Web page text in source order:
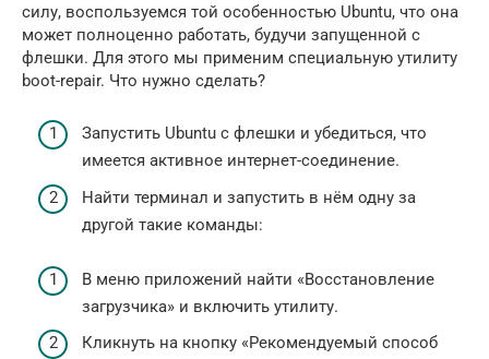
силу, воспользуемся той особенностью Ubuntu, что она
может полноценно работать, будучи запущенной с
флешки. Для этого мы применим специальную утилиту
boot-repair. Что нужно сделать?
Запустить Ubuntu с флешки и убедиться, что
имеется активное интернет-соединение.
Найти терминал и запустить в нём одну за
другой такие команды:
В меню приложений найти «Восстановление
загрузчика» и включить утилиту.
Кликнуть на кнопку «Рекомендуемый способ